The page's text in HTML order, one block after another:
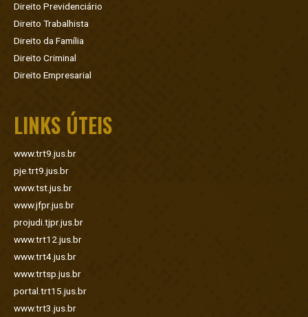
Direito Previdenciário
Direito Trabalhista
Direito da Família
Direito Criminal
Direito Empresarial
LINKS ÚTEIS
www.trt9.jus.br
pje.trt9.jus.br
www.tst.jus.br
www.jfpr.jus.br
projudi.tjpr.jus.br
www.trt12.jus.br
www.trt4.jus.br
www.trtsp.jus.br
portal.trt15.jus.br
www.trt3.jus.br